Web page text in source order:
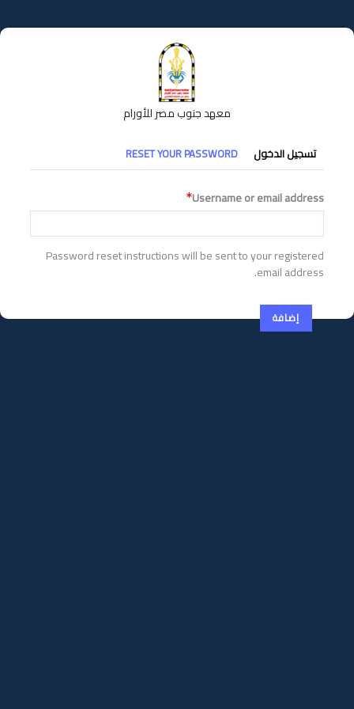
إلى
المحتوى
معهد جنوب مصر للأورام
التبويبات
الأساسية
تسجيل الدخول RESET YOUR PASSWORD
Username or email address
Password reset instructions will be sent to your registered
email address.